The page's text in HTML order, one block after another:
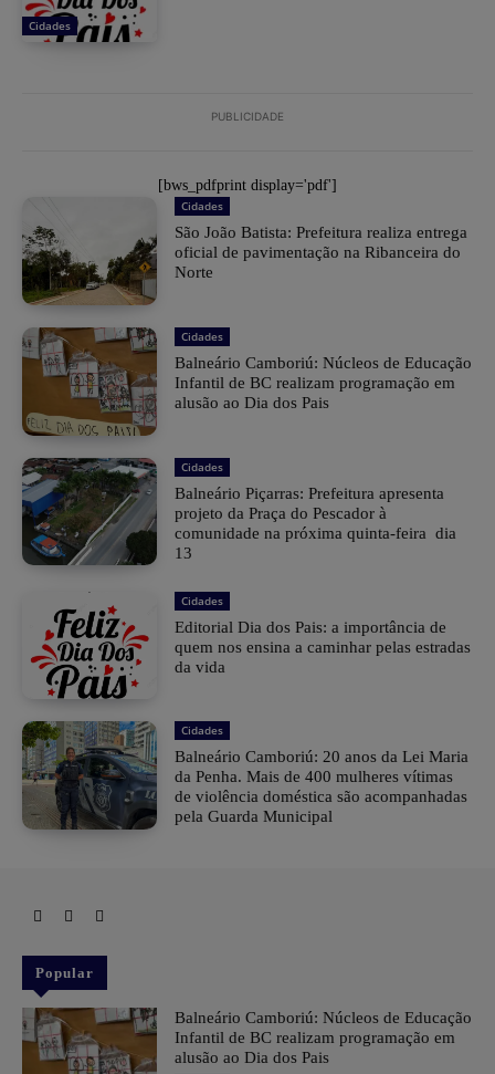
Cidades
PUBLICIDADE
[bws_pdfprint display='pdf']
Cidades
São João Batista: Prefeitura realiza entrega
oficial de pavimentação na Ribanceira do
Norte
Cidades
Balneário Camboriú: Núcleos de Educação
Infantil de BC realizam programação em
alusão ao Dia dos Pais
Cidades
Balneário Piçarras: Prefeitura apresenta
projeto da Praça do Pescador à
comunidade na próxima quinta-feira dia
13
Cidades
Editorial Dia dos Pais: a importância de
quem nos ensina a caminhar pelas estradas
da vida
Cidades
Balneário Camboriú: 20 anos da Lei Maria
da Penha. Mais de 400 mulheres vítimas
de violência doméstica são acompanhadas
pela Guarda Municipal
Popular
Balneário Camboriú: Núcleos de Educação
Infantil de BC realizam programação em
alusão ao Dia dos Pais